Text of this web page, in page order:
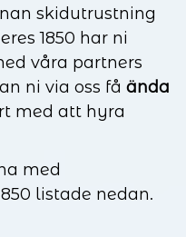
skidutrustning
1850 har ni
våra partners
ni via oss få ända
med att hyra
med
listade nedan.